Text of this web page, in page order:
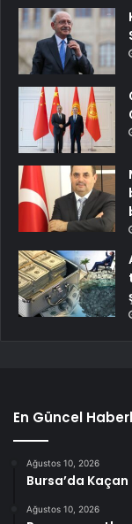
En Güncel
Ağustos 10, 2026
Bursa’da
Ağustos 10, 2026